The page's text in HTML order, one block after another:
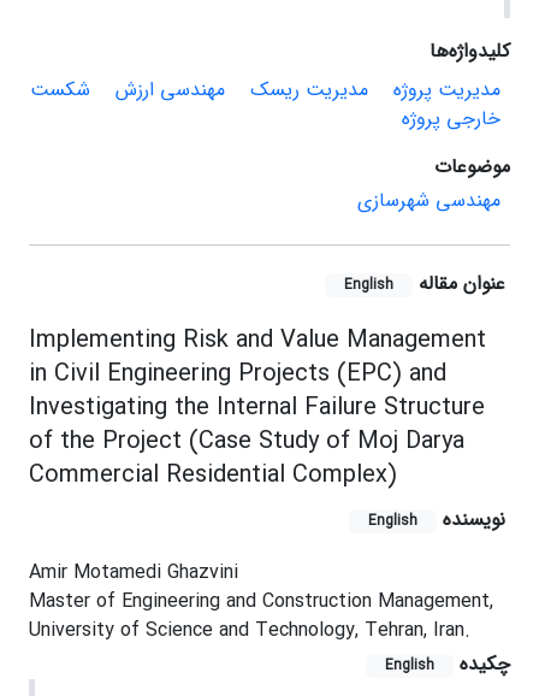
کلیدواژه‌ها
مدیریت پروژه
مدیریت ریسک مهندسی ارزش
شکست
خارجی پروژه
موضوعات
مهندسی شهرسازی
عنوان مقاله English
Implementing Risk and Value Management
in Civil Engineering Projects (EPC) and
Investigating the Internal Failure Structure
of the Project (Case Study of Moj Darya
Commercial Residential Complex)
نویسنده English
Amir Motamedi Ghazvini
Master of Engineering and Construction Management,
University of Science and Technology, Tehran, Iran.
چکیده
English